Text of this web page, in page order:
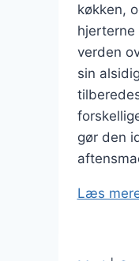
køkken,
hjerterne
verden
sin
gør den
Læs